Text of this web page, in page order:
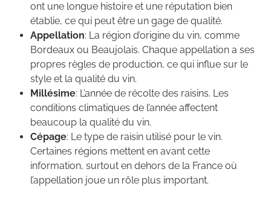
ont une longue histoire et une réputation bien
établie, ce qui peut être un gage de qualité.
Appellation: La région d’origine du vin, comme
Bordeaux ou Beaujolais. Chaque appellation a ses
propres règles de production, ce qui influe sur le
style et la qualité du vin.
Millésime: L’année de récolte des raisins. Les
conditions climatiques de l’année affectent
beaucoup la qualité du vin.
Cépage: Le type de raisin utilisé pour le vin.
Certaines régions mettent en avant cette
information, surtout en dehors de la France où
l’appellation joue un rôle plus important.